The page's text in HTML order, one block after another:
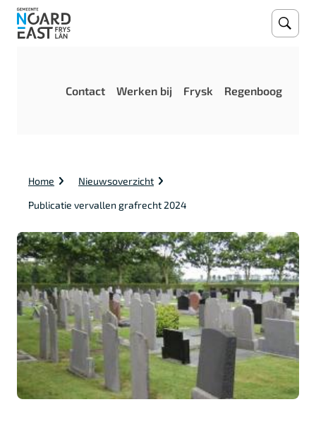
Open
e
Contact Werken bij Frysk Regenboog
K
u
e
l
p
a
d
Home
Nieuwsoverzicht
Publicatie vervallen grafrecht 2024